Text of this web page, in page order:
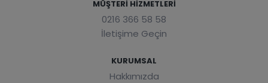
MÜŞTERI HIZMETLERI
0216 366 58 58
İletişime Geçin
KURUMSAL
Hakkımızda